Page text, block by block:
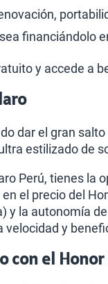
financiándolo
y accede a
dar el gran salto
estilizado de
Perú, tienes la
el precio del
y la autonomía
y
con el